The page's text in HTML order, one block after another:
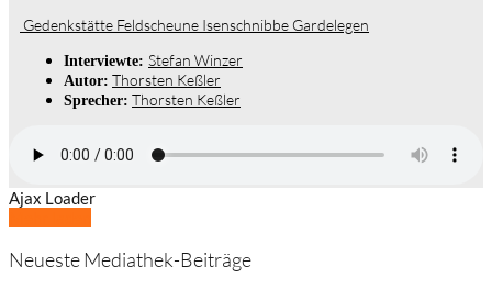
Gedenkstätte Feldscheune Isenschnibbe Gardelegen
Interviewte: Stefan Winzer
Autor: Thorsten Keßler
Sprecher: Thorsten Keßler
Ajax Loader
Neueste Mediathek-Beiträge